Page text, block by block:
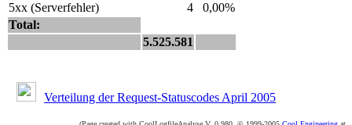
5xx (Serverfehler) 4
0,00%
Total:
5.525.581
Verteilung der Request-Statuscodes April 2005